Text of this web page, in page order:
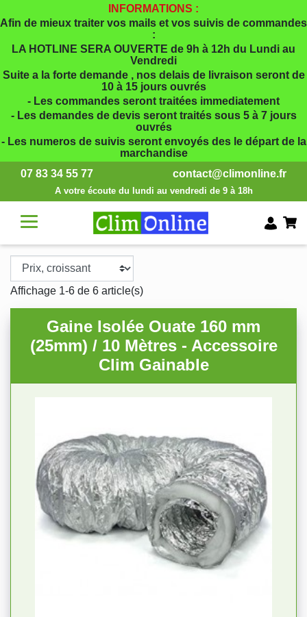
INFORMATIONS :
Afin de mieux traiter vos mails et vos suivis de commandes
:
LA HOTLINE SERA OUVERTE de 9h à 12h du Lundi au
Vendredi
Suite a la forte demande , nos delais de livraison seront de
10 à 15 jours ouvrés
- Les commandes seront traitées immediatement
- Les demandes de devis seront traités sous 5 à 7 jours
ouvrés
- Les numeros de suivis seront envoyés des le départ de la
marchandise
07 83 34 55 77
A votre écoute du lundi au vendredi de 9 à 18h
contact@climonline.fr
Affichage 1-6 de 6 article(s)
Gaine Isolée Ouate 160 mm
(25mm) / 10 Mètres - Accessoire
Clim Gainable